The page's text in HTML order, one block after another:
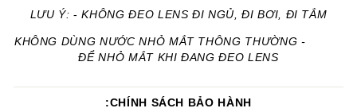
LƯU Ý: - KHÔNG ĐEO LENS ĐI NGỦ, ĐI BƠI, ĐI TẮM
- KHÔNG DÙNG NƯỚC NHỎ MẮT THÔNG THƯỜNG
ĐỂ NHỎ MẮT KHI ĐANG ĐEO LENS
CHÍNH SÁCH BẢO HÀNH: